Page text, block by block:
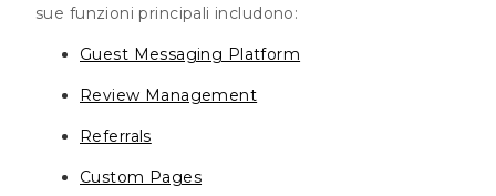
sue funzioni principali includono:
Guest Messaging Platform
Review Management
Referrals
Custom Pages